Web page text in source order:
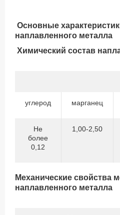
Основные
наплавленного металла
Химический состав
углерод марганец
Не
более
0,12
1,00-2,50
Механические свойства
наплавленного металла